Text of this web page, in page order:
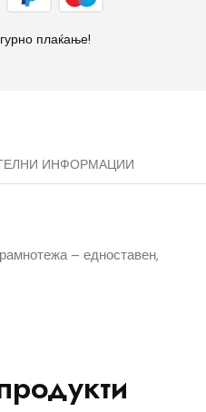
плаќање!
ИНФОРМАЦИИ
– едноставен,